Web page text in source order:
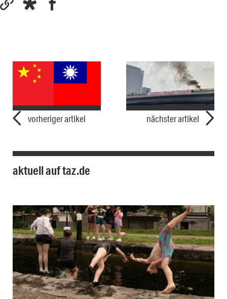
vorheriger artikel nächster artikel
aktuell auf taz.de